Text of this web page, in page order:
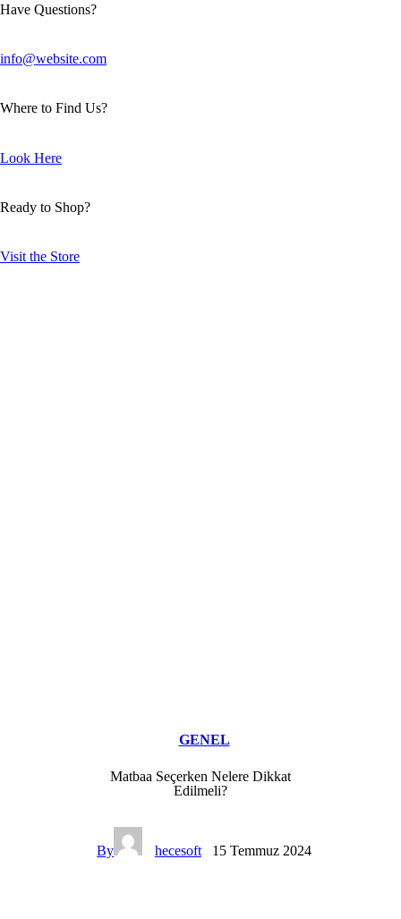
Have Questions?
info@website.com
Where to Find Us?
Look Here
Ready to Shop?
Visit the Store
GENEL
Matbaa Seçerken Nelere Dikkat
Edilmeli?
By hecesoft 15 Temmuz 2024